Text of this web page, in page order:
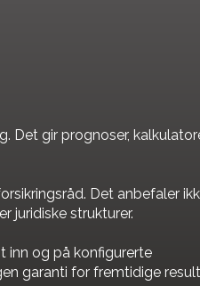
Det gir prognoser,
Det anbefaler
juridiske strukturer.
inn og på konfigurerte
garanti for fremtidige